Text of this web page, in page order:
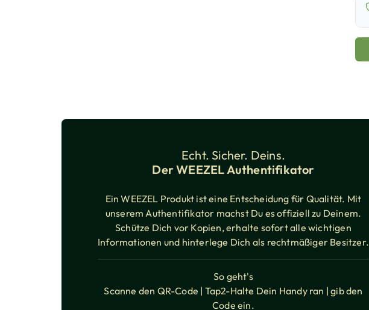
Echt. Sicher. Deins.
Der WEEZEL Authentifikator
Ein WEEZEL Produkt ist eine Entscheidung für Qualität. Mit
unserem Authentifikator machst Du es offiziell zu Deinem.
Schütze Dich vor Kopien, erhalte sofort alle wichtigen
Informationen und hinterlege Dich als rechtmäßiger Besitzer.
So geht's
Scanne den QR-Code | Tap2-Halte Dein Handy ran | gib den
Code ein.